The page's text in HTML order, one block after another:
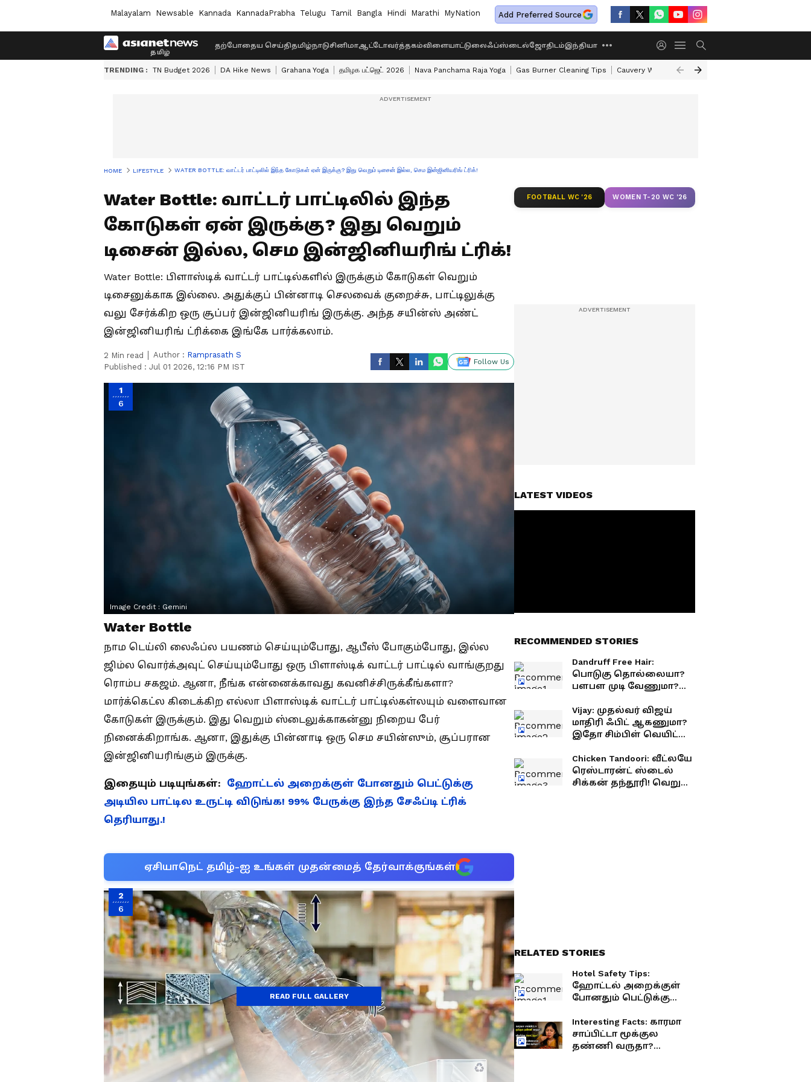
Malayalam Newsable Kannada KannadaPrabha Telugu Tamil Bangla Hindi Marathi MyNation Add Preferred Source
தற்போதைய செய்திதமிழ்நாடுசினிமாஆட்டோவர்த்தகம்விளையாட்டுலைஃப்ஸ்டைல்ஜோதிடம்இந்தியா
TRENDING : TN Budget 2026 DA Hike News Grahana Yoga தமிழக பட்ஜெட் 2026 Nava Panchama Raja Yoga Gas Burner Cleaning Tips Cauvery Water Dispute Row
HOME LIFESTYLE WATER BOTTLE: வாட்டர் பாட்டிலில் இந்த கோடுகள் ஏன் இருக்கு? இது வெறும் டிசைன் இல்ல, செம இன்ஜினியரிங் ட்ரிக்!
Water Bottle: வாட்டர் பாட்டிலில் இந்த
கோடுகள் ஏன் இருக்கு? இது வெறும்
டிசைன் இல்ல, செம இன்ஜினியரிங் ட்ரிக்!
Water Bottle: பிளாஸ்டிக் வாட்டர் பாட்டில்களில் இருக்கும் கோடுகள் வெறும்
டிசைனுக்காக இல்லை. அதுக்குப் பின்னாடி செலவைக் குறைச்சு, பாட்டிலுக்கு
வலு சேர்க்கிற ஒரு சூப்பர் இன்ஜினியரிங் இருக்கு. அந்த சயின்ஸ் அண்ட்
இன்ஜினியரிங் ட்ரிக்கை இங்கே பார்க்கலாம்.
2 Min read Author : Ramprasath S
Published : Jul 01 2026, 12:16 PM IST
Follow Us
1
6
Image Credit : Gemini
Water Bottle
நாம டெய்லி லைஃப்ல பயணம் செய்யும்போது, ஆபீஸ் போகும்போது, இல்ல
ஜிம்ல வொர்க்அவுட் செய்யும்போது ஒரு பிளாஸ்டிக் வாட்டர் பாட்டில் வாங்குறது
ரொம்ப சகஜம். ஆனா, நீங்க என்னைக்காவது கவனிச்சிருக்கீங்களா?
மார்க்கெட்ல கிடைக்கிற எல்லா பிளாஸ்டிக் வாட்டர் பாட்டில்கள்லயும் வளைவான
கோடுகள் இருக்கும். இது வெறும் ஸ்டைலுக்காகன்னு நிறைய பேர்
நினைக்கிறாங்க. ஆனா, இதுக்கு பின்னாடி ஒரு செம சயின்ஸும், சூப்பரான
இன்ஜினியரிங்கும் இருக்கு.
இதையும் படியுங்கள்: ஹோட்டல் அறைக்குள் போனதும் பெட்டுக்கு
அடியில பாட்டில உருட்டி விடுங்க! 99% பேருக்கு இந்த சேஃப்டி ட்ரிக்
தெரியாது.!
ஏசியாநெட் தமிழ்-ஐ உங்கள் முதன்மைத் தேர்வாக்குங்கள்
2
6
READ FULL GALLERY
FOOTBALL WC '26 WOMEN T-20 WC '26
LATEST VIDEOS
RECOMMENDED STORIES
Dandruff Free Hair:
பொடுகு தொல்லையா?
பளபள முடி வேணுமா?
போதும்!
Vijay: முதல்வர் விஜய்
மாதிரி ஃபிட் ஆகணுமா?
இதோ சிம்பிள் வெயிட்
Chicken Tandoori: வீட்லயே
ரெஸ்டாரன்ட் ஸ்டைல்
சிக்கன் தந்தூரி! வெறும்
RELATED STORIES
Hotel Safety Tips:
ஹோட்டல் அறைக்குள்
போனதும் பெட்டுக்கு
விடுங்க! 99% பேருக்கு
இந்த சேஃப்டி ட்ரிக்
தெரியாது.!
Interesting Facts: காரமா
சாப்பிட்டா மூக்குல
தண்ணி வருதா?